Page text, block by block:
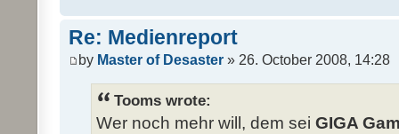
Re: Medienreport
by Master of Desaster » 26. October 2008, 14:28
Tooms wrote:
Wer noch mehr will, dem sei GIGA